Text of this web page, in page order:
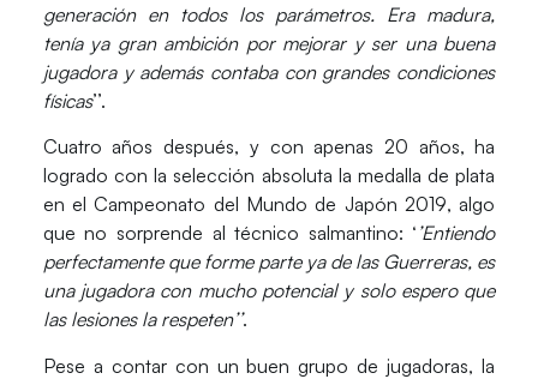
generaciónen todos los parámetros. Era madura,
tenía ya gran ambición por mejorar y ser una buena
jugadora y además contaba con grandes condiciones
físicas’’.
Cuatro años después, y con apenas 20 años, ha
logrado con la selección absoluta la medalla de plata
en elCampeonato del Mundo de Japón 2019, algo
que no sorprende al técnico salmantino: ‘ ’Entiendo
perfectamente que forme parte ya de las Guerreras, es
una jugadora con mucho potencial y solo espero que
las lesiones la respeten’’.
Pese a contar con un buen grupo de jugadoras, la